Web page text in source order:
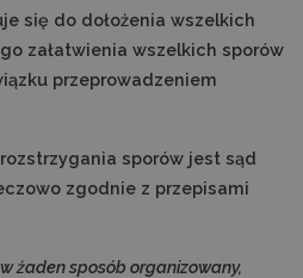
się do dołożenia wszelkich
załatwienia wszelkich sporów
przeprowadzeniem
sporów jest sąd
zgodnie z przepisami
żaden sposób organizowany,